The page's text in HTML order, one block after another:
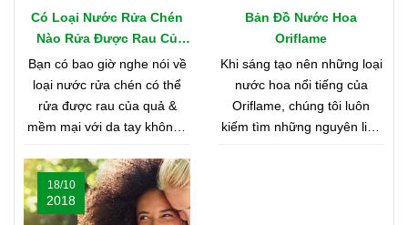
Có Loại Nước Rửa Chén
Nào Rửa Được Rau Củ
Quả & Mềm Mại Với Da
Tay?
Bạn có bao giờ nghe nói về
loại nước rửa chén có thể
rửa được rau của quả &
mềm mại với da tay không?
bạn hãy cùng shop tìm hiểu
nhé
Bản Đồ Nước Hoa
Oriflame
Khi sáng tạo nên những loại
nước hoa nổi tiếng của
Oriflame, chúng tôi luôn
kiếm tìm những nguyên liệu
18/10
2018